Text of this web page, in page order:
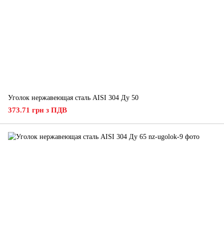
Уголок нержавеющая сталь AISI 304 Ду 50
373.71 грн з ПДВ